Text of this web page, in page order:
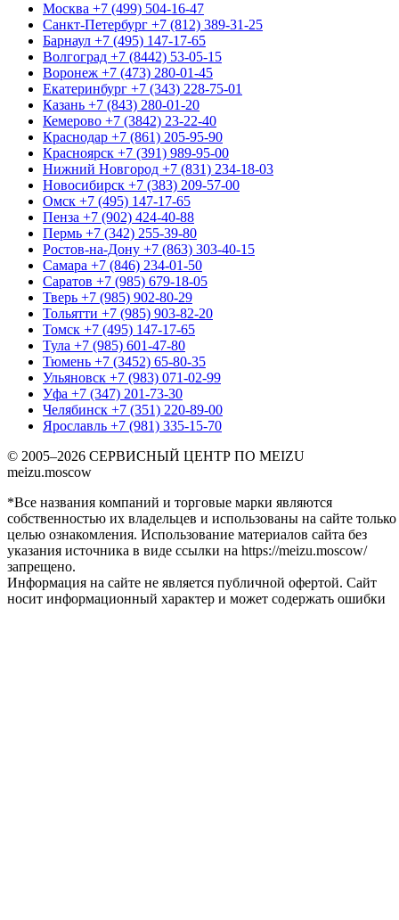
Москва +7 (499) 504-16-47
Санкт-Петербург +7 (812) 389-31-25
Барнаул +7 (495) 147-17-65
Волгоград +7 (8442) 53-05-15
Воронеж +7 (473) 280-01-45
Екатеринбург +7 (343) 228-75-01
Казань +7 (843) 280-01-20
Кемерово +7 (3842) 23-22-40
Краснодар +7 (861) 205-95-90
Красноярск +7 (391) 989-95-00
Нижний Новгород +7 (831) 234-18-03
Новосибирск +7 (383) 209-57-00
Омск +7 (495) 147-17-65
Пенза +7 (902) 424-40-88
Пермь +7 (342) 255-39-80
Ростов-на-Дону +7 (863) 303-40-15
Самара +7 (846) 234-01-50
Саратов +7 (985) 679-18-05
Тверь +7 (985) 902-80-29
Тольятти +7 (985) 903-82-20
Томск +7 (495) 147-17-65
Тула +7 (985) 601-47-80
Тюмень +7 (3452) 65-80-35
Ульяновск +7 (983) 071-02-99
Уфа +7 (347) 201-73-30
Челябинск +7 (351) 220-89-00
Ярославль +7 (981) 335-15-70
© 2005–2026 СЕРВИСНЫЙ ЦЕНТР ПО MEIZU
meizu.moscow
*Все названия компаний и торговые марки являются
собственностью их владельцев и использованы на сайте только
целью ознакомления. Использование материалов сайта без
указания источника в виде ссылки на https://meizu.moscow/
запрещено.
Информация на сайте не является публичной офертой. Сайт
носит информационный характер и может содержать ошибки